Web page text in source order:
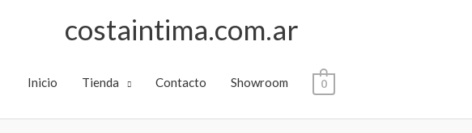
costaintima.com.ar
Inicio Tienda Contacto Showroom 0